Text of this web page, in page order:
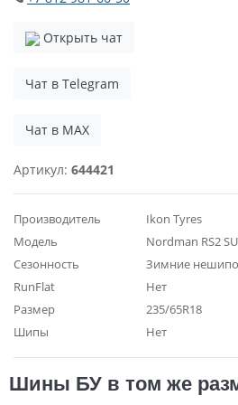
Открыть чат
Чат в Telegram
Чат в MAX
Артикул: 644421
Производитель
Ikon Tyres
Модель
Nordman RS2
Сезонность
Зимние
RunFlat
Нет
Размер
235/65R18
Шипы
Нет
Шины БУ в том же